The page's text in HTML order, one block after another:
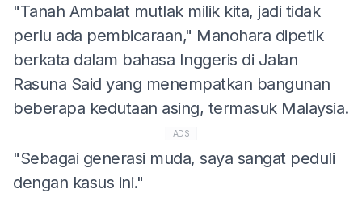
"Tanah Ambalat mutlak milik kita, jadi tidak
perlu ada pembicaraan," Manohara dipetik
berkata dalam bahasa Inggeris di Jalan
Rasuna Said yang menempatkan bangunan
beberapa kedutaan asing, termasuk Malaysia.
ADS
"Sebagai generasi muda, saya sangat peduli
dengan kasus ini."